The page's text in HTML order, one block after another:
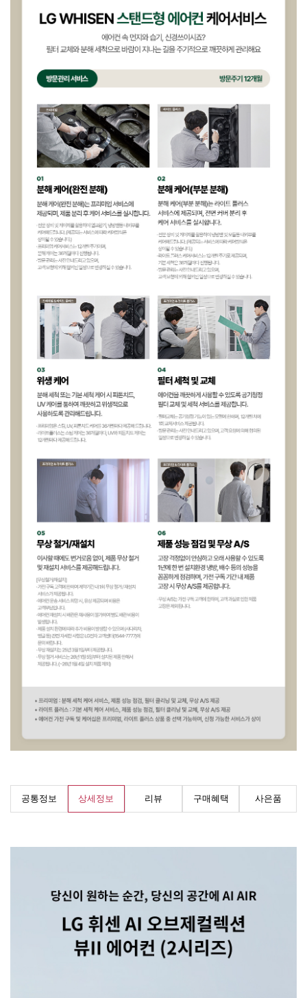
공통정보 상세정보 리뷰 구매혜택 사은품